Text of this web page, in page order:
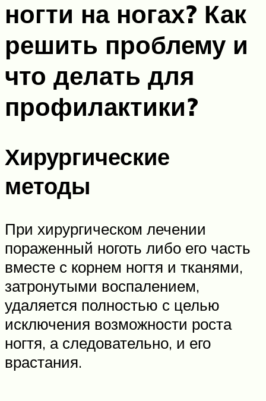
ногти на ногах? Как
решить проблему и
что делать для
профилактики?
Хирургические
методы
При хирургическом лечении
пораженный ноготь либо его часть
вместе с корнем ногтя и тканями,
затронутыми воспалением,
удаляется полностью с целью
исключения возможности роста
ногтя, а следовательно, и его
врастания.